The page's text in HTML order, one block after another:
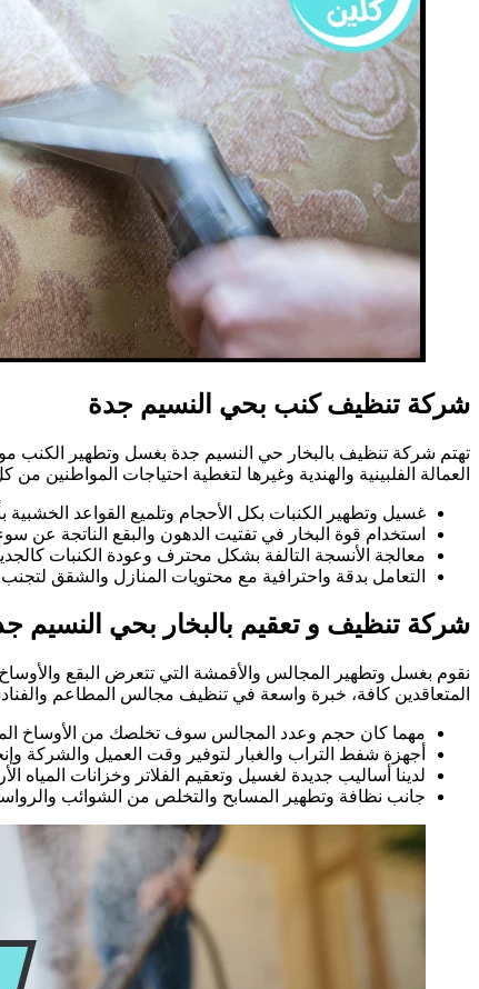
شركة تنظيف كنب بحي النسيم جدة
تهتم شركة تنظيف بالبخار حي النسيم جدة بغسل وتطهير الكنب
العمالة الفلبينية والهندية وغيرها لتغطية احتياجات
غسيل وتطهير الكنبات بكل الأحجام وتلميع القواعد
استخدام قوة البخار في تفتيت الدهون والبقع الناتجة عن
معالجة الأنسجة التالفة بشكل محترف وعودة الكنبات
التعامل بدقة واحترافية مع محتويات المنازل والشقق
شركة تنظيف و تعقيم بالبخار بحي النسيم
نقوم بغسل وتطهير المجالس والأقمشة التي تتعرض البقع
المتعاقدين كافة، خبرة واسعة في تنظيف مجالس المطاعم
مهما كان حجم وعدد المجالس سوف تخلصك من الأوساخ
أجهزة شفط التراب والغبار لتوفير وقت العميل والشركة
لدينا أساليب جديدة لغسيل وتعقيم الفلاتر وخزانات المياه
جانب نظافة وتطهير المسابح والتخلص من الشوائب